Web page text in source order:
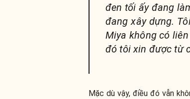
đen tối ấy đang
đang xây dựng.
Miya không có
đó tôi xin được từ
Mặc dù vậy, điều đó vẫn